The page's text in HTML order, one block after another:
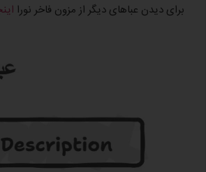
برای دیدن عباهای دیگر از مزون فاخر نورا